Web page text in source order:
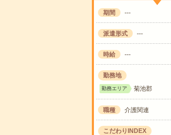
期間 ---
派遣形式 ---
時給 ---
勤務地
勤務エリア 菊池郡
職種 介護関連
こだわりINDEX